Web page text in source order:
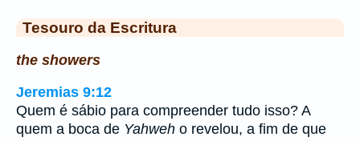
Tesouro da Escritura
the showers
Jeremias 9:12
Quem é sábio para compreender tudo isso? A
quem a boca de Yahweh o revelou, a fim de que